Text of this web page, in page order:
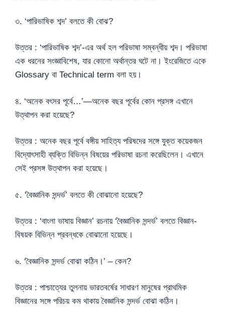
৩. ‘পারিভাষিক শব্দ’ বলতে কী বোঝ?
উত্তর : ‘পারিভাষিক শব্দ’-এর অর্থ হল পরিভাষা সম্বন্ধীয় শব্দ। পরিভাষা
এক ধরনের সংজ্ঞাবিশেষ, যার কোনো অর্থান্তর ঘটে না। ইংরেজিতে একে
Glossary বা Technical term বলা হয়।
৪. ‘অনেক বৎসর পূর্বে…’—অনেক বছর পূর্বের কোন প্রসঙ্গ এখানে
উত্থাপন করা হয়েছে?
উত্তর : অনেক বছর পূর্বে বঙ্গীয় সাহিত্য পরিষদের সঙ্গে যুক্ত কয়েকজন
বিদ্যোৎসাহী ব্যক্তি বিভিন্ন বিষয়ের পরিভাষা রচনা করেছিলেন। এখানে
সেই প্রসঙ্গ উত্থাপন করা হয়েছে।
৫. ‘বৈজ্ঞানিক সন্দর্ভ’ বলতে কী বোঝানো হয়েছে?
উত্তর : ‘বাংলা ভাষায় বিজ্ঞান’ রচনায় ‘বৈজ্ঞানিক সন্দর্ভ’ বলতে বিজ্ঞান-
বিষয়ক বিভিন্ন প্রবন্ধকে বোঝানো হয়েছে।
৬. ‘বৈজ্ঞানিক সন্দর্ভ বোঝা কঠিন।’ – কেন?
উত্তর : পাশ্চাত্যের তুলনায় ভারতবর্ষের সাধারণ মানুষের প্রাথমিক
বিজ্ঞানের সঙ্গে পরিচয় কম থাকায় বৈজ্ঞানিক সন্দর্ভ বোঝা কঠিন।